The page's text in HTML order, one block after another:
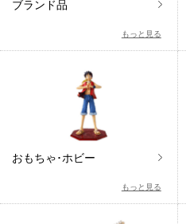
ブランド品
もっと見る
おもちゃ･ホビー
もっと見る